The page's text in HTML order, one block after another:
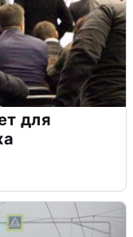
для